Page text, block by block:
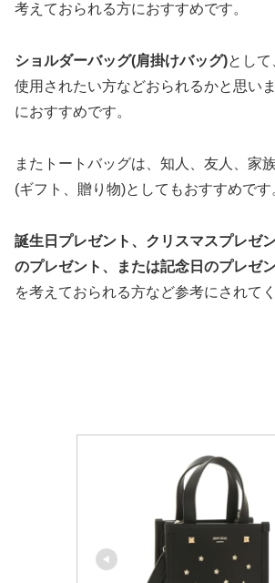
考えておられる方におすすめです。
ショルダーバッグ(肩掛けバッグ)とし
使用されたい方などおられるかと思い
におすすめです。
またトートバッグは、知人、友人、家
(ギフト、贈り物)としてもおすすめです
誕生日プレゼント、クリスマスプレゼ
のプレゼント、または記念日のプレゼ
を考えておられる方など参考にされて